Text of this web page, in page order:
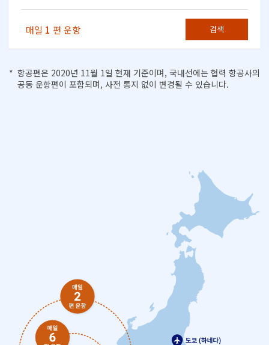
매일 1 편 운항 검색
항공편은 2020년 11월 1일 현재 기준이며, 국내선에는 협력 항공사의
공동 운항편이 포함되며, 사전 통지 없이 변경될 수 있습니다.